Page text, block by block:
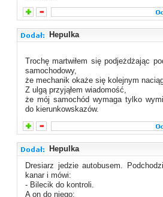
Hepulka
Trochę martwiłem się podjeżdżając
samochodowy,
że mechanik okaże się kolejnym
Z ulgą przyjąłem wiadomość,
że mój samochód wymaga tylko
do kierunkowskazów.
Hepulka
Dresiarz jedzie autobusem.
kanar i mówi:
- Bilecik do kontroli.
A on do niego: